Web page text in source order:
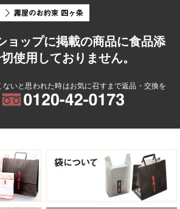
ョップに掲載の商品に食品添
使用しておりません。
いと思われた時はお気に召すまで返品・交換を